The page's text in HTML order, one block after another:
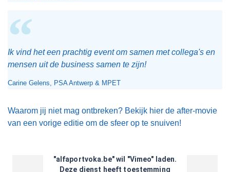
Ik vind het een prachtig event om samen met collega's en
mensen uit de business samen te zijn!
Carine Gelens, PSA Antwerp & MPET
Waarom jij niet mag ontbreken? Bekijk hier de after-movie
van een vorige editie om de sfeer op te snuiven!